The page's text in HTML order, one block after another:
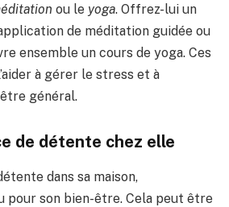
ou le yoga. Offrez-lui un
de méditation guidée ou
ensemble un cours de yoga. Ces
à gérer le stress et à
général.
de détente chez elle
dans sa maison,
pour son bien-être. Cela peut être